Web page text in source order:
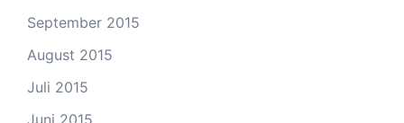
September 2015
August 2015
Juli 2015
Juni 2015